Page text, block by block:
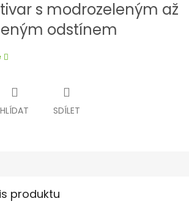
s modrozeleným až
odstínem
HLÍDAT SDÍLET
produktu